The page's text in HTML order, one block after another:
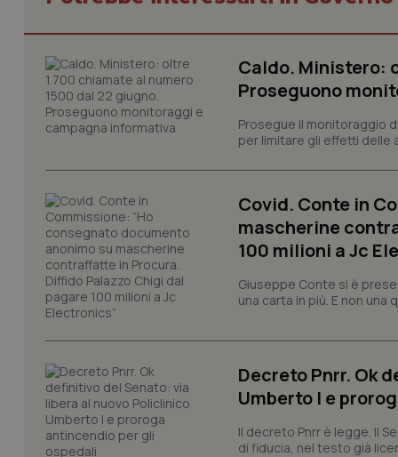
Caldo. Ministero:
Proseguono
Prosegue il monitoraggio
per limitare gli effetti delle
Covid. Conte in
mascherine
100 milioni a Jc
Giuseppe Conte si è
una carta in più. E non
Decreto Pnrr. Ok
Umberto I e
Il decreto Pnrr è legge. Il
di fiducia, nel testo già
I cookie necessari
Nome
tracking-enable
tracking-sites-
_ga